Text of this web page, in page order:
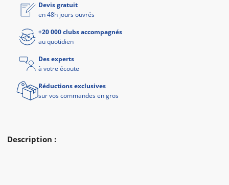
Description :
Devis gratuit
en 48h jours ouvrés
+20 000 clubs accompagnés
au quotidien
Des experts
à votre écoute
Réductions exclusives
sur vos commandes en gros